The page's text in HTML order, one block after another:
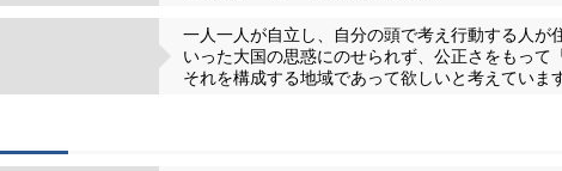
一人一人が自立し、自分の頭で考え行動する人が
いった大国の思惑にのせられず、公正さをもって
それを構成する地域であって欲しいと考えています